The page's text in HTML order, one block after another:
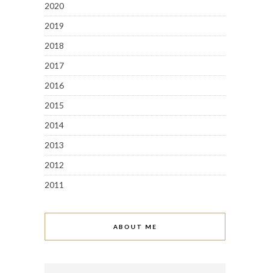
2020
2019
2018
2017
2016
2015
2014
2013
2012
2011
ABOUT ME